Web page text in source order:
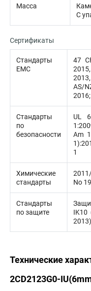
Масса
С
Сертификаты
Стандарты
EMC
47
AS/
Стандарты
по
безопасности
UL
Am
1
Химические
стандарты
No
Стандарты
по защите
IK10
2013)
Технические
2CD2123G0-